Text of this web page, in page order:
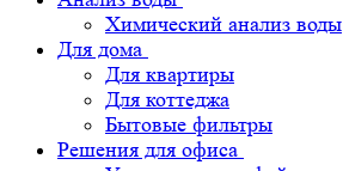
Химический анализ воды
Для дома
Для квартиры
Для коттеджа
Бытовые фильтры
Решения для офиса